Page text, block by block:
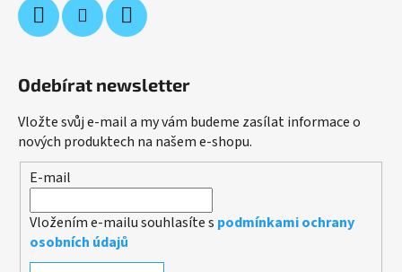
Odebírat newsletter
Vložte svůj e-mail a my vám budeme zasílat informace o
nových produktech na našem e-shopu.
E-mail
Vložením e-mailu souhlasíte s podmínkami ochrany
osobních údajů